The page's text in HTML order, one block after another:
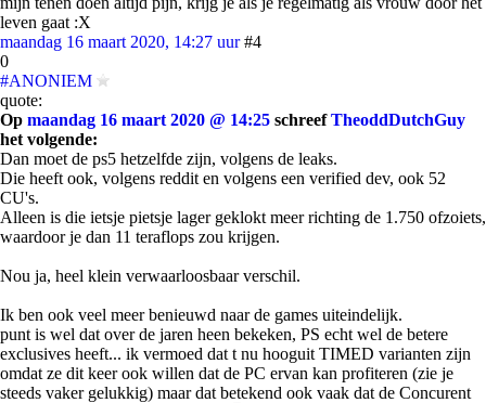
leven gaat :X
maandag 16 maart 2020, 14:27 uur #4
0
#ANONIEM
quote:
Op maandag 16 maart 2020 @ 14:25 schreefTheoddDutchGuy
het volgende:
Dan moet de ps5 hetzelfde zijn, volgens de leaks.
Die heeft ook, volgens reddit en volgens een verified dev, ook 52
CU's.
Alleen is die ietsje pietsje lager geklokt meer richting de 1.750 ofzoiets,
waardoor je dan 11 teraflops zou krijgen.
Nou ja, heel klein verwaarloosbaar verschil.
Ik ben ook veel meer benieuwd naar de games uiteindelijk.
punt is wel dat over de jaren heen bekeken, PS echt wel de betere
exclusives heeft... ik vermoed dat t nu hooguit TIMED varianten zijn
omdat ze dit keer ook willen dat de PC ervan kan profiteren (zie je
steeds vaker gelukkig) maar dat betekend ook vaak dat de Concurent